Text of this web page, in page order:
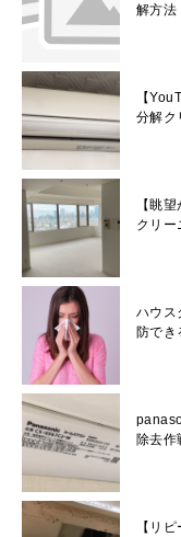
解方法
【
分解ク
【眺
クリー
ハウス
防でき
除去作
【リ